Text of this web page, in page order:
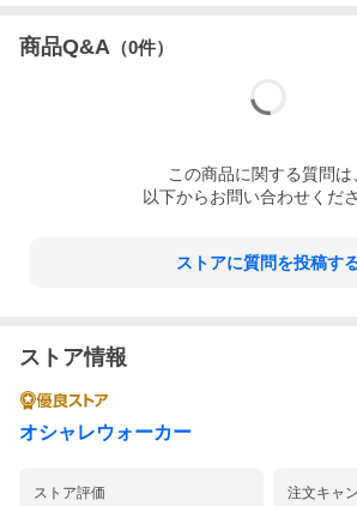
商品Q&A （0件）
この商品に関する質問は
以下からお問い合わせくださ
ストアに質問を投稿す
ストア情報
オシャレウォーカー
ストア評価 注文キャ